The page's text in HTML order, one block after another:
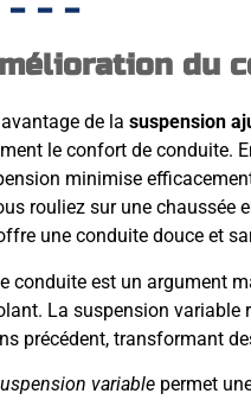
du
de la suspension
le confort de conduite.
minimise
rouliez sur une chaussée
une conduite douce et
conduite est un argument
La suspension
précédent, transformant
variable permet